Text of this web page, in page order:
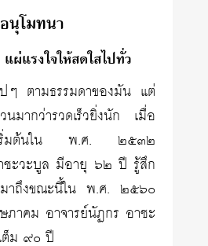
อนุโมทนา
ผ่แรงใจให้สดใสไปทั่ว
ปๆ ตามธรรมดาของมัน แต่
นมากว่ารวดเร็วยิ่งนัก เมื่อ
เริ่มต้นใน พ.ศ. ๒๕๓๒
ชะวะบูล มีอายุ ๖๒ ปี รู้สึก
มาถึงขณะนี้ใน พ.ศ. ๒๕๖๐
าคม อาจารย์นัฏกร อาชะ
ต็ม ๙๐ ปี